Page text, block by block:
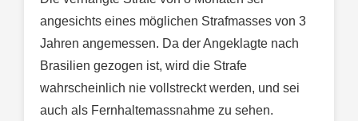
angesichts eines möglichen Strafmasses von 3
Jahren angemessen. Da der Angeklagte nach
Brasilien gezogen ist, wird die Strafe
wahrscheinlich nie vollstreckt werden, und sei
auch als Fernhaltemassnahme zu sehen.